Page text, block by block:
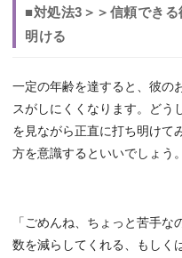
■対処法3＞＞信頼でき
明ける
一定の年齢を達すると、彼の
スがしにくくなります。どう
を見ながら正直に打ち明けて
方を意識するといいでしょう。
「ごめんね、ちょっと苦手
数を減らしてくれる、もしく